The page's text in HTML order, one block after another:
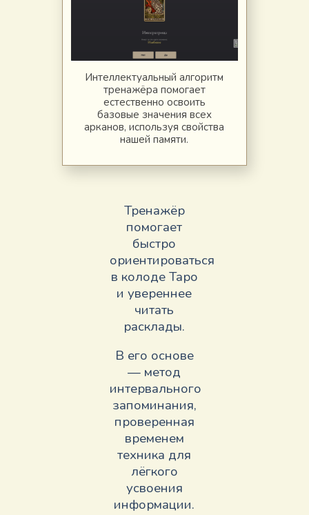
Интеллектуальный алгоритм
тренажёра помогает
естественно освоить
базовые значения всех
арканов, используя свойства
нашей памяти.
Тренажёр
помогает
быстро
ориентироваться
в колоде Таро
и увереннее
читать
расклады.
В его основе
— метод
интервального
запоминания,
проверенная
временем
техника для
лёгкого
усвоения
информации.